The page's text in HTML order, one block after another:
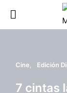
Cine Edición
7 cintas